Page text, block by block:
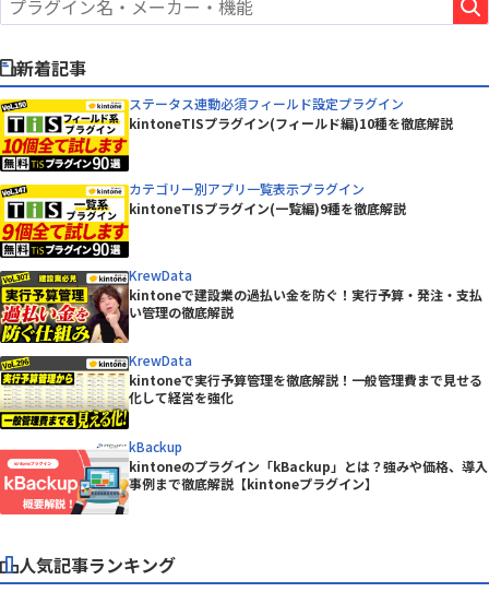
新着記事
ステータス連動必須フィールド設定プラグイン
kintoneTISプラグイン(フィールド編)10種を徹底解説
カテゴリー別アプリ一覧表示プラグイン
kintoneTISプラグイン(一覧編)9種を徹底解説
KrewData
kintoneで建設業の過払い金を防ぐ！実行予算・発注・支払
い管理の徹底解説
KrewData
kintoneで実行予算管理を徹底解説！一般管理費まで見せる
化して経営を強化
kBackup
kintoneのプラグイン「kBackup」とは？強みや価格、導入
事例まで徹底解説【kintoneプラグイン】
人気記事ランキング